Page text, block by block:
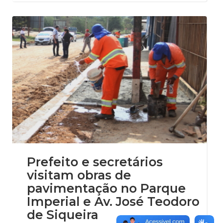
Prefeito e secretários
visitam obras de
pavimentação no Parque
Imperial e Av. José Teodoro
de Siqueira